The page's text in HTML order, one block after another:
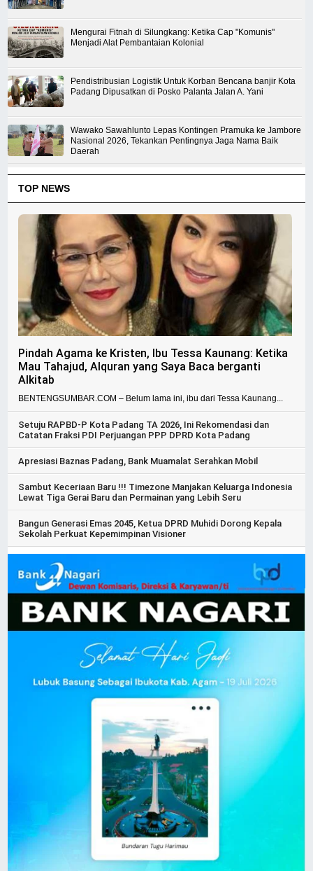
Mengurai Fitnah di Silungkang: Ketika Cap "Komunis"
Menjadi Alat Pembantaian Kolonial
Pendistribusian Logistik Untuk Korban Bencana banjir Kota
Padang Dipusatkan di Posko Palanta Jalan A. Yani
Wawako Sawahlunto Lepas Kontingen Pramuka ke Jambore
Nasional 2026, Tekankan Pentingnya Jaga Nama Baik
Daerah
TOP NEWS
Pindah Agama ke Kristen, Ibu Tessa Kaunang: Ketika
Mau Tahajud, Alquran yang Saya Baca berganti
Alkitab
BENTENGSUMBAR.COM – Belum lama ini, ibu dari Tessa Kaunang...
Setuju RAPBD-P Kota Padang TA 2026, Ini Rekomendasi dan
Catatan Fraksi PDI Perjuangan PPP DPRD Kota Padang
Apresiasi Baznas Padang, Bank Muamalat Serahkan Mobil
Sambut Keceriaan Baru !!! Timezone Manjakan Keluarga Indonesia
Lewat Tiga Gerai Baru dan Permainan yang Lebih Seru
Bangun Generasi Emas 2045, Ketua DPRD Muhidi Dorong Kepala
Sekolah Perkuat Kepemimpinan Visioner